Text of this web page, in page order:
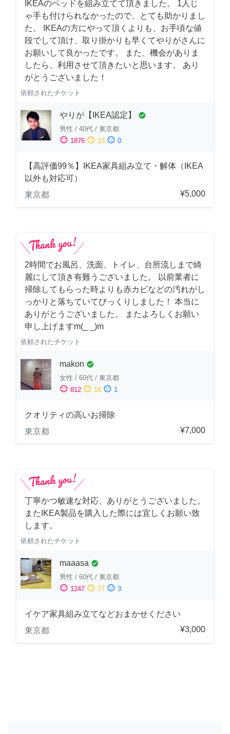
IKEAのベッドを組み立てて頂きました。 1人じ
ゃ手も付けられなかったので、とても助かりまし
た。 IKEAの方にやって頂くよりも、お手頃な値
段でして頂け、取り掛かりも早くてやりがさんに
お願いして良かったです。 また、機会がありま
したら、利用させて頂きたいと思います。 あり
がとうございました！
依頼されたチケット
やりが【IKEA認定】 check_circle
男性 / 40代 / 東京都
sentiment_satisfied 1876 sentiment_neutral 13 sentiment_dissatisfied 0
【高評価99％】IKEA家具組み立て・解体（IKEA
以外も対応可）
東京都
¥5,000
2時間でお風呂、洗面、トイレ、台所流しまで綺
麗にして頂き有難うございました。 以前業者に
掃除してもらった時よりも赤カビなどの汚れがし
っかりと落ちていてびっくりしました！ 本当に
ありがとうございました。 またよろしくお願い
申し上げますm(_ _)m
依頼されたチケット
makon check_circle
女性 / 60代 / 東京都
sentiment_satisfied 812 sentiment_neutral 16 sentiment_dissatisfied 1
クオリティの高いお掃除
東京都
¥7,000
丁寧かつ敏速な対応、ありがとうございました。
またIKEA製品を購入した際には宜しくお願い致
します。
依頼されたチケット
maaasa check_circle
男性 / 60代 / 東京都
sentiment_satisfied 1247 sentiment_neutral 77 sentiment_dissatisfied 3
イケア家具組み立てなどおまかせください
東京都
¥3,000